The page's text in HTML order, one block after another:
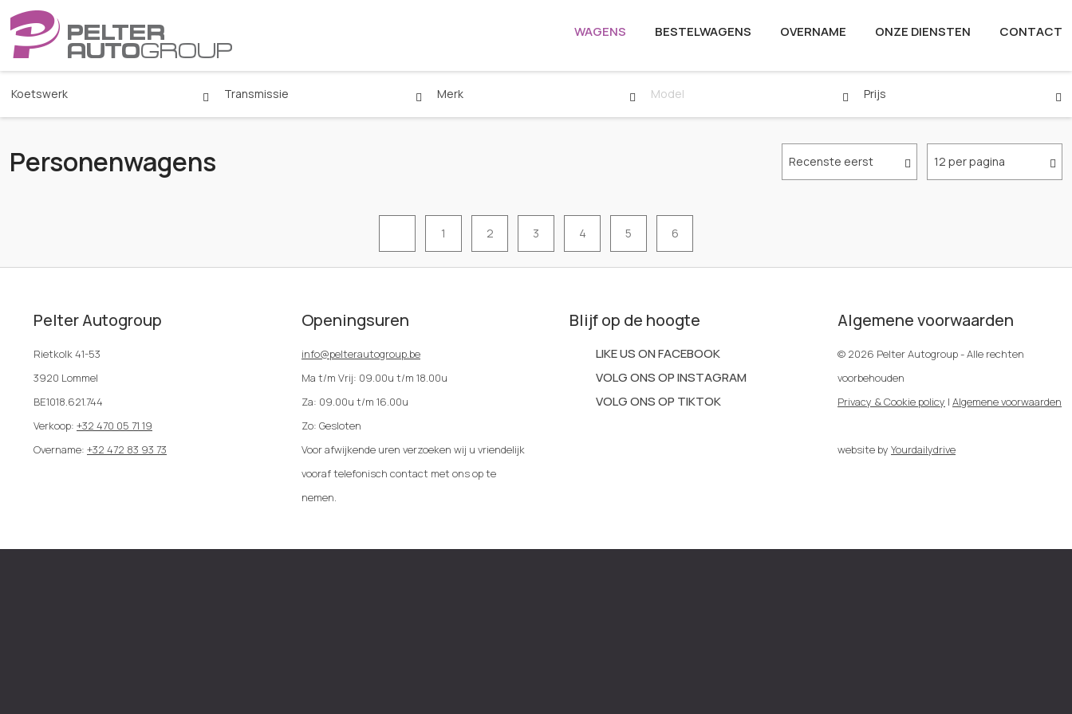
WAGENS BESTELWAGENS OVERNAME ONZE DIENSTEN CONTACT
Koetswerk Transmissie Merk Model Prijs
Personenwagens Recenste eerst 12 per pagina
1 2 3 4 5 6
Pelter Autogroup
Rietkolk 41-53
3920 Lommel
BE1018.621.744
Verkoop: +32 470 05 71 19
Overname: +32 472 83 93 73
Openingsuren
info@pelterautogroup.be
Ma t/m Vrij: 09.00u t/m 18.00u
Za: 09.00u t/m 16.00u
Zo: Gesloten
Voor afwijkende uren verzoeken wij u vriendelijk
vooraf telefonisch contact met ons op te
nemen.
Blijf op de hoogte
LIKE US ON FACEBOOK
VOLG ONS OP INSTAGRAM
VOLG ONS OP TIKTOK
Algemene voorwaarden
© 2026 Pelter Autogroup - Alle rechten
voorbehouden
Privacy & Cookie policy | Algemene voorwaarden
website by Yourdailydrive